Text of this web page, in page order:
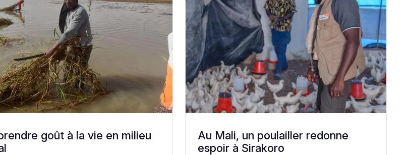
goût à la vie en milieu
Au Mali, un poulailler redonne
espoir à Sirakoro